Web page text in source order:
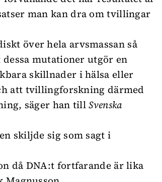
man kan dra om tvillingar
över hela arvsmassan så
mutationer utgör en
skillnader i hälsa eller
att tvillingforskning därmed
säger han tillSvenska
skiljde sig som sagt i
då DNA:t fortfarande är lika